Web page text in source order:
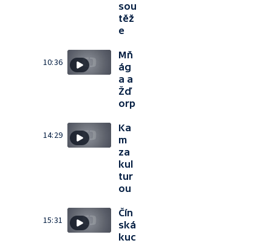
sou
těž
e
10:36
Mň
ág
a a
Žď
orp
14:29
Ka
m
za
kul
tur
ou
15:31
Čín
ská
kuc